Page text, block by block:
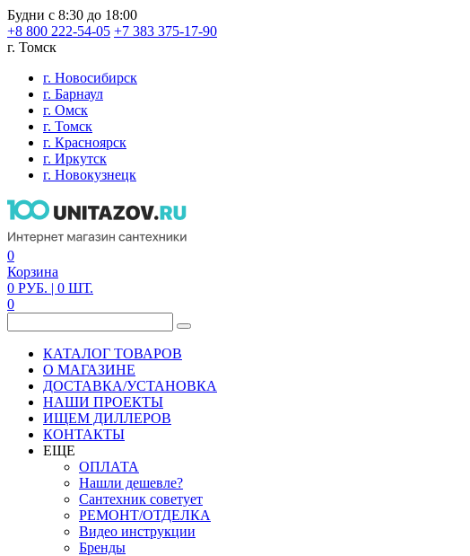
Будни с 8:30 до 18:00
+8 800 222-54-05 +7 383 375-17-90
г. Томск
г. Новосибирск
г. Барнаул
г. Омск
г. Томск
г. Красноярск
г. Иркутск
г. Новокузнецк
0
Корзина
0 РУБ. | 0 ШТ.
0
КАТАЛОГ ТОВАРОВ
О МАГАЗИНЕ
ДОСТАВКА/УСТАНОВКА
НАШИ ПРОЕКТЫ
ИЩЕМ ДИЛЛЕРОВ
КОНТАКТЫ
ЕЩЕ
ОПЛАТА
Нашли дешевле?
Сантехник советует
РЕМОНТ/ОТДЕЛКА
Видео инструкции
Бренды